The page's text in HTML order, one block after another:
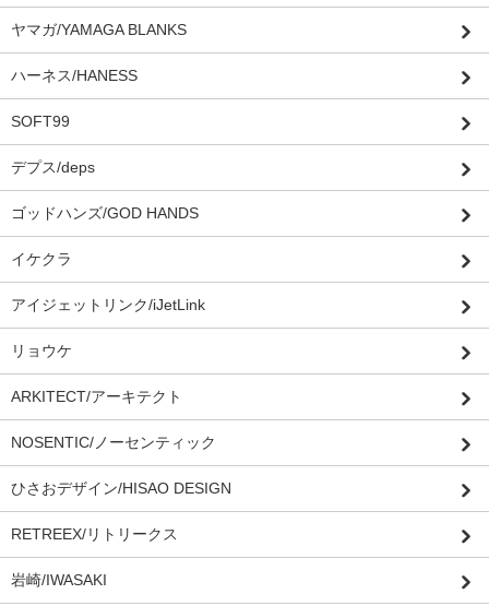
ヤマガ/YAMAGA BLANKS
ハーネス/HANESS
SOFT99
デプス/deps
ゴッドハンズ/GOD HANDS
イケクラ
アイジェットリンク/iJetLink
リョウケ
ARKITECT/アーキテクト
NOSENTIC/ノーセンティック
ひさおデザイン/HISAO DESIGN
RETREEX/リトリークス
岩崎/IWASAKI